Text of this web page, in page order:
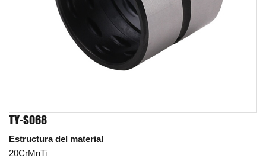
TY-S068
Estructura del material
20CrMnTi